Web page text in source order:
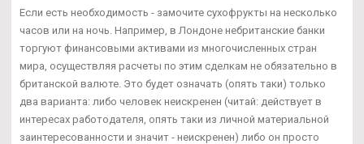
Если есть необходимость - замочите сухофрукты на несколько
часов или на ночь. Например, в Лондоне небританские банки
торгуют финансовыми активами из многочисленных стран
мира, осуществляя расчеты по этим сделкам не обязательно в
британской валюте. Это будет означать (опять таки) только
два варианта: либо человек неискренен (читай: действует в
интересах работодателя, опять таки из личной материальной
заинтересованности и значит - неискренен) либо он просто